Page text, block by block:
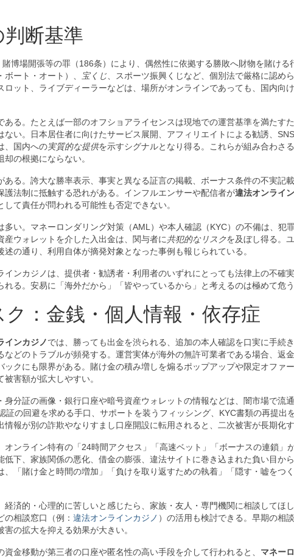
断基準
賭博場開張等の罪（186条）により、偶然性に依拠する勝敗へ財物を賭ける
ート・オート）、
宝くじ 、スポーツ振興くじなど、個別法で厳格に認め
ット、ライブディーラーなどは、場所がオンラインであっても、国内向
る。たとえば一部のオフショアライセンスは現地での運営基準を満たす
い。日本居住者に向けたサービス展開、アフィリエイトによる勧誘、
、国内への実質的な提供を示すシグナルとなり得る。これらが組み合わさ
の根拠にならない。
る。誇大な勝率表示、事実と異なる証言の掲載、ボーナス条件の不実記
法制に抵触する恐れがある。インフルエンサーや配信者が違法オンライ
て責任が問われる可能性も否定できない。
い。マネーロンダリング対策（AML）や本人確認（KYC）の不備は、犯
ウォレットを介した入出金は、関与者に共犯的なリスクを及ぼし得る。
の通り、利用自体が摘発対象となった事例も報じられている。
ンカジノは、提供者・勧誘者・利用者のいずれにとっても法律上の不確
れる。安易に「海外だから」「皆やっているから」と考えるのは極めて危う
：金銭・個人情報・依存症
インカジノでは、勝っても出金を渋られる、追加の本人確認を口実に手続
どのトラブルが頻発する。運営実体が海外の無許可業者である場合、返
クにも限界がある。賭け金の積み増しを煽るポップアップや限定オファ
害額が拡大しやすい。
身分証の画像・銀行口座や暗号資産ウォレットの情報などは、闇市場で流
の回避を求める手口、サポートを装うフィッシング、KYC書類の再提出
報が別の詐欺やなりすまし口座開設に転用されると、二次被害が長期化す
オンライン特有の「24時間アクセス」「高速ベット」「ボーナスの連鎖」
下、家族関係の悪化、借金の膨張、違法サイトに巻き込まれた負い目か
「賭け金と時間の増加」「負けを取り返すための執着」「隠す・嘘をつ
済的・心理的に苦しいと感じたら、家族・友人・専門機関に相談してほ
相談窓口（例： 違法オンラインカジノ ）の活用も検討できる。早期の相
の拡大を抑える効果が大きい。
金移動が第三者の口座や匿名性の高い手段を介して行われると、 マネー